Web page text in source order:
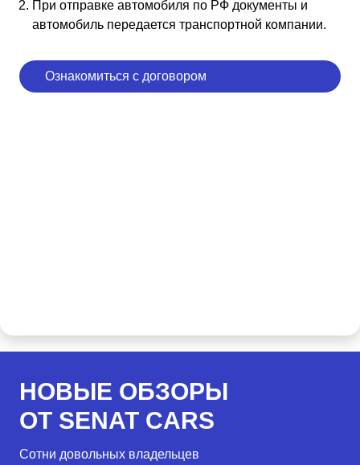
При отправке автомобиля по РФ документы и
автомобиль передается транспортной компании.
Ознакомиться с договором
НОВЫЕ ОБЗОРЫ
ОТ SENAT CARS
Сотни довольных владельцев